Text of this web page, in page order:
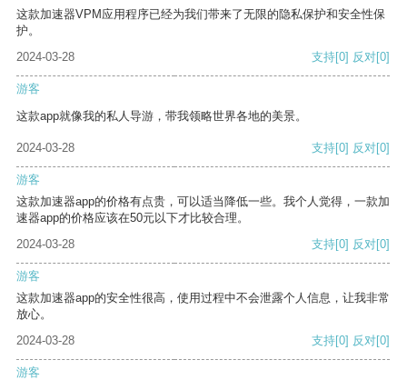
这款加速器VPM应用程序已经为我们带来了无限的隐私保护和安全性保
护。
2024-03-28
支持[0] 反对[0]
游客
这款app就像我的私人导游，带我领略世界各地的美景。
2024-03-28 支持[0] 反对[0]
游客
这款加速器app的价格有点贵，可以适当降低一些。我个人觉得，一款加
速器app的价格应该在50元以下才比较合理。
2024-03-28
支持[0] 反对[0]
游客
这款加速器app的安全性很高，使用过程中不会泄露个人信息，让我非常
放心。
2024-03-28
支持[0] 反对[0]
游客